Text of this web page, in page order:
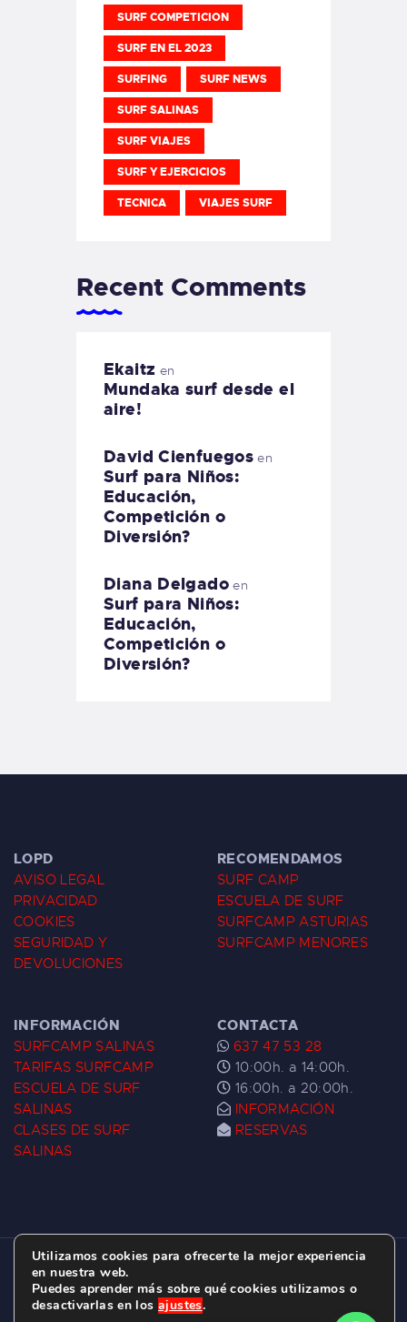
SURF COMPETICION
SURF EN EL 2023
SURFING SURF NEWS
SURF SALINAS
SURF VIAJES
SURF Y EJERCICIOS
TECNICA VIAJES SURF
Recent Comments
Ekaitz en
Mundaka surf desde el
aire!
David Cienfuegos en
Surf para Niños:
Educación,
Competición o
Diversión?
Diana Delgadoen
Surf para Niños:
Educación,
Competición o
Diversión?
LOPD
AVISO LEGAL
PRIVACIDAD
COOKIES
SEGURIDAD Y
DEVOLUCIONES
RECOMENDAMOS
SURF CAMP
ESCUELA DE SURF
SURFCAMP ASTURIAS
SURFCAMP MENORES
INFORMACIÓN
SURFCAMP SALINAS
TARIFAS SURFCAMP
ESCUELA DE SURF
SALINAS
CLASES DE SURF
SALINAS
CONTACTA
637 47 53 28
10:00h. a 14:00h.
16:00h. a 20:00h.
INFORMACIÓN
RESERVAS
ESCUELA DE SURF LAS DUNAS ©
2026.
C/ BERNARDO ÁLVAREZ GALAN 1, SALINAS
(ASTURIAS)
Utilizamos cookies para ofrecerte la mejor experiencia
en nuestra web.
Puedes aprender más sobre qué cookies utilizamos o
desactivarlas en los ajustes.